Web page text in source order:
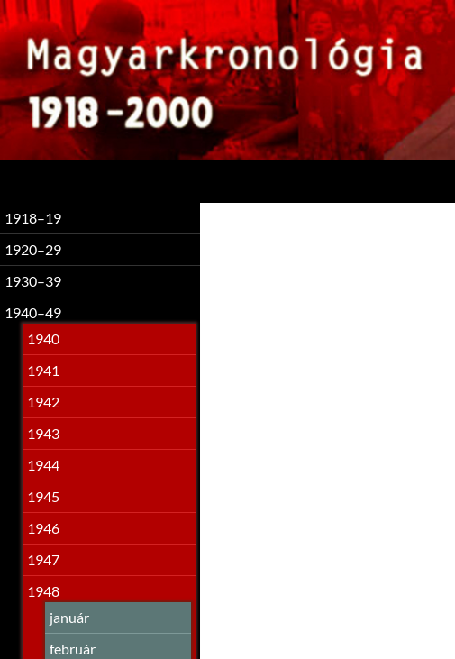
1918–19
1920–29
1930–39
1940–49
1940
1941
1942
1943
1944
1945
1946
1947
1948
január
február